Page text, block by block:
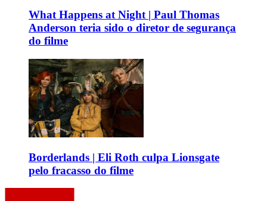
What Happens at Night | Paul Thomas
Anderson teria sido o diretor de segurança
do filme
Borderlands | Eli Roth culpa Lionsgate
pelo fracasso do filme